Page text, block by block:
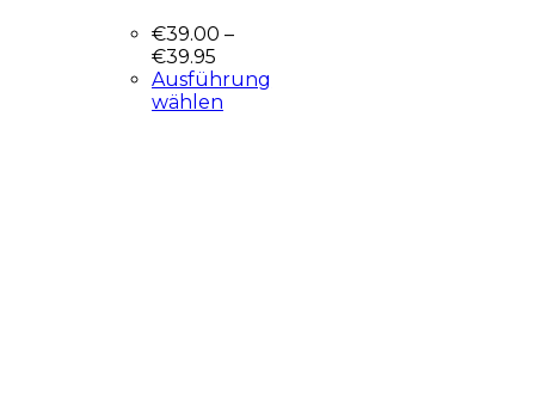
€39.00 –
€39.95
Ausführung
wählen